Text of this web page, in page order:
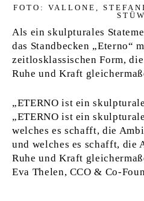
FOTO: VALLONE,
Als ein skulpturales
das Standbecken „Eterno“
zeitlosklassischen Form,
Ruhe und Kraft
„ETERNO ist ein
„ETERNO ist ein
welches es schafft, die
und welches es schafft, die
Ruhe und Kraft
Eva Thelen, CCO & Co-